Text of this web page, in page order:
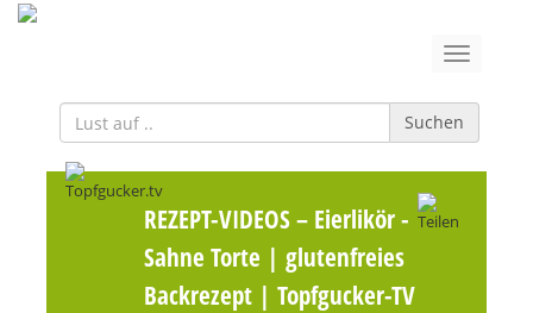
Suchen
REZEPT-VIDEOS– Eierlikör -
Sahne Torte | glutenfreies
Backrezept | Topfgucker-TV